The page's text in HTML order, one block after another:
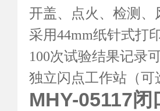
开盖、点火、检测、
采用44mm纸针式打
100次试验结果记录
独立闪点工作站（可
MHY-05117